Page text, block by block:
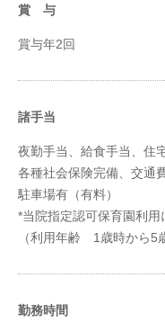
賞 与
賞与年2回
諸手当
夜勤手当、給食手当、住
各種社会保険完備、交通
駐車場有（有料）
*当院指定認可保育園利
（利用年齢 1歳時から5
勤務時間